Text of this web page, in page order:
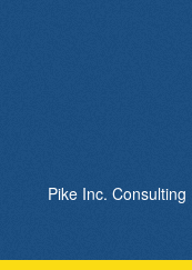
Pike Inc.